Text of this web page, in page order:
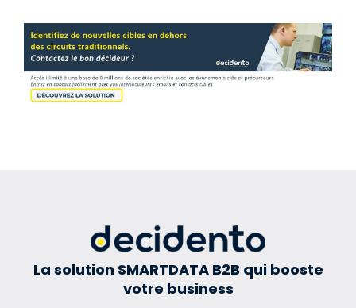
La solution SMARTDATA B2B qui booste
votre business